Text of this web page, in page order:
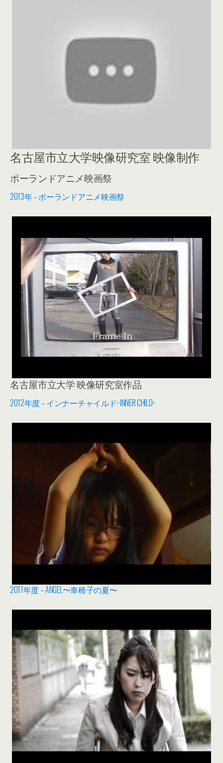
名古屋市立大学映像研究室 映像制作
ポーランドアニメ映画祭
2013年 – ポーランドアニメ映画祭
名古屋市立大学 映像研究室作品
2012年度 – インナーチャイルド~INNER CHILD~
2011年度 – ANGEL〜車椅子の夏〜